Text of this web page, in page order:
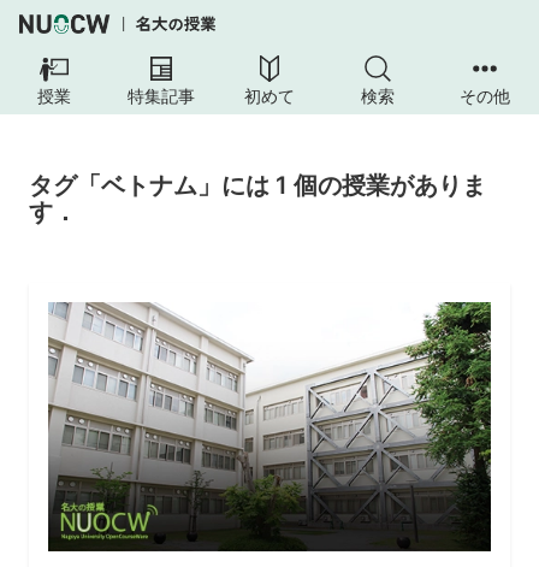
授業 特集記事 初めて 検索 その他
タグ「ベトナム」には 1 個の授業がありま
す．